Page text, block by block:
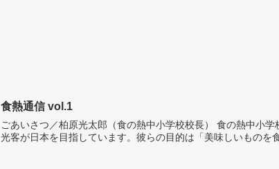
食熱通信 vol.1
ごあいさつ／柏原光太郎（食の熱中小学校校長） 食の熱中小学校のみなさま、こんにちは。 コロナ禍が終わり、いま世界中から観